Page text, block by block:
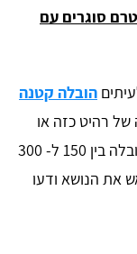
סוגרים עם
הובלה קטנה
רהיט כזה או
אחר. הדבר מייקר מעט את עלות ההובלה בין 150 ל- 300
את הנושא ודעו